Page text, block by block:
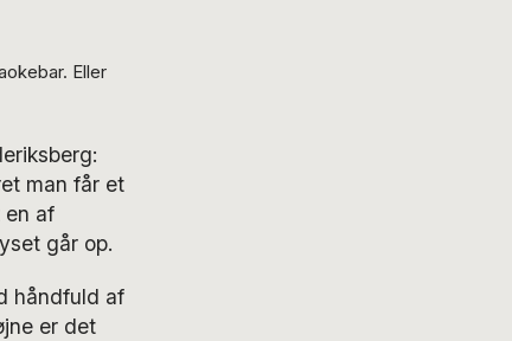
Eller
man får et
en af
går op.
håndfuld af
er det